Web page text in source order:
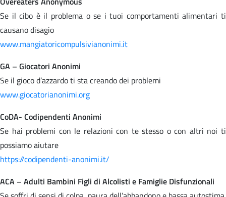
Se il cibo è il problema o se i tuoi comportamenti alimentari ti
causano disagio
www.mangiatoricompulsivianonimi.it
GA – Giocatori Anonimi
Se il gioco d’azzardo ti sta creando dei problemi
www.giocatorianonimi.org
CoDA- Codipendenti Anonimi
Se hai problemi con le relazioni con te stesso o con altri noi ti
possiamo aiutare
https://codipendenti-anonimi.it/
ACA – Adulti Bambini Figli di Alcolisti e Famiglie Disfunzionali